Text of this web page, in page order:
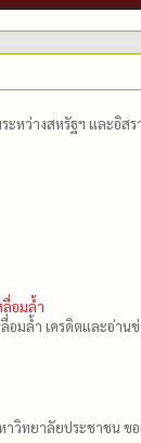
ว่างสหรัฐฯ และอิสร
ลื่อมล้ำ
อมล้ำ เครดิตและอ่าน
วิทยาลัยประชาชน ข